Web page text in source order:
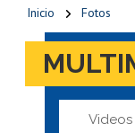
Inicio Fotos
Videos